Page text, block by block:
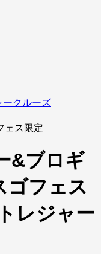
ークルーズ
ェス限定
&ブロギ
ゴフェス
レジャー